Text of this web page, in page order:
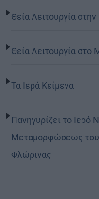
Θεία Λειτουργία
Θεία Λειτουργία
Τα Ιερά Κείμενα
Πανηγυρίζει το Ιερό
Μεταμορφώσεως
Φλώρινας